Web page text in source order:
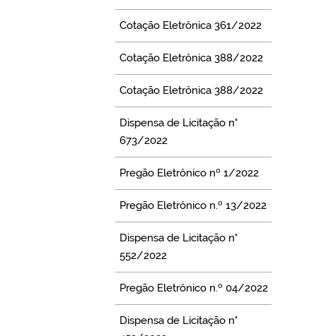
Cotação Eletrônica 361/2022
Cotação Eletrônica 388/2022
Cotação Eletrônica 388/2022
Dispensa de Licitação n°
673/2022
Pregão Eletrônico nº 1/2022
Pregão Eletrônico n.º 13/2022
Dispensa de Licitação n°
552/2022
Pregão Eletrônico n.º 04/2022
Dispensa de Licitação n°